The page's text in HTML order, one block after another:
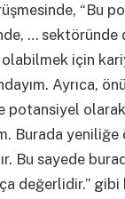
“Bu
…
olabilmek için
Ayrıca,
potansiyel
Burada
Bu sayede
değerlidir.”